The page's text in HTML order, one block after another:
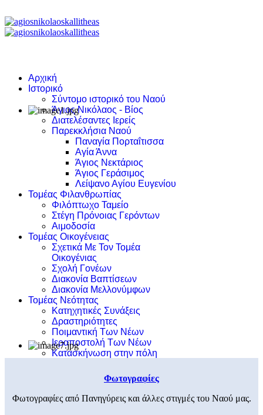
Αρχική
Ιστορικό
Σύντομο ιστορικό του Ναού
Άγιος Νικόλαος - Βίος
Διατελέσαντες Ιερείς
Παρεκκλήσια Ναού
Παναγία Πορταΐτισσα
Αγία Άννα
Άγιος Νεκτάριος
Άγιος Γεράσιμος
Λείψανο Αγίου Ευγενίου
Τομέας Φιλανθρωπίας
Φιλόπτωχο Ταμείο
Στέγη Πρόνοιας Γερόντων
Αιμοδοσία
Τομέας Οικογένειας
Σχετικά Με Τον Τομέα
Οικογένιας
Σχολή Γονέων
Διακονία Βαπτίσεων
Διακονία Μελλονύμφων
Τομέας Νεότητας
Κατηχητικές Συνάξεις
Δραστηριότητες
Ποιμαντική Των Νέων
Ιεραποστολή Των Νέων
Κατασκήνωση στην πόλη
Φωτογραφίες
Φωτογραφίες από Πανηγύρεις και άλλες στιγμές του Ναού μας.